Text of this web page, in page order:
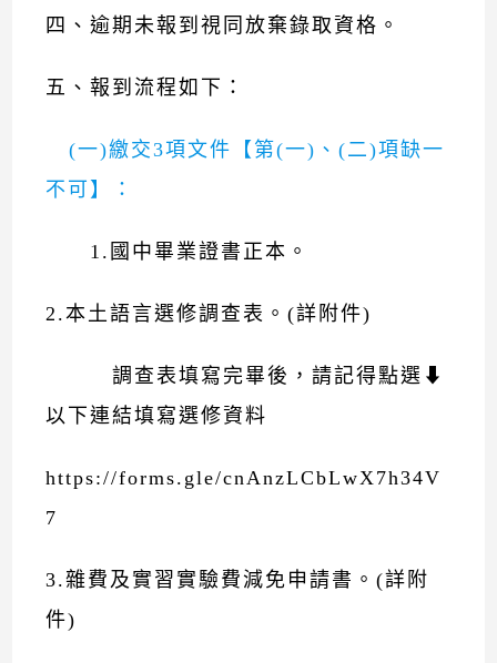
四、逾期未報到視同放棄錄取資格。
五、報到流程如下：
(一)繳交3項文件【第(一)、(二)項缺一
不可】：
1.國中畢業證書正本。
2.本土語言選修調查表。(詳附件)
調查表填寫完畢後，請記得點選⬇
以下連結填寫選修資料
https://forms.gle/cnAnzLCbLwX7h34V
7
3.雜費及實習實驗費減免申請書。(詳附
件)